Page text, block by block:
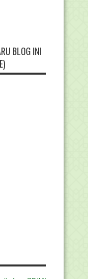
BLOG INI